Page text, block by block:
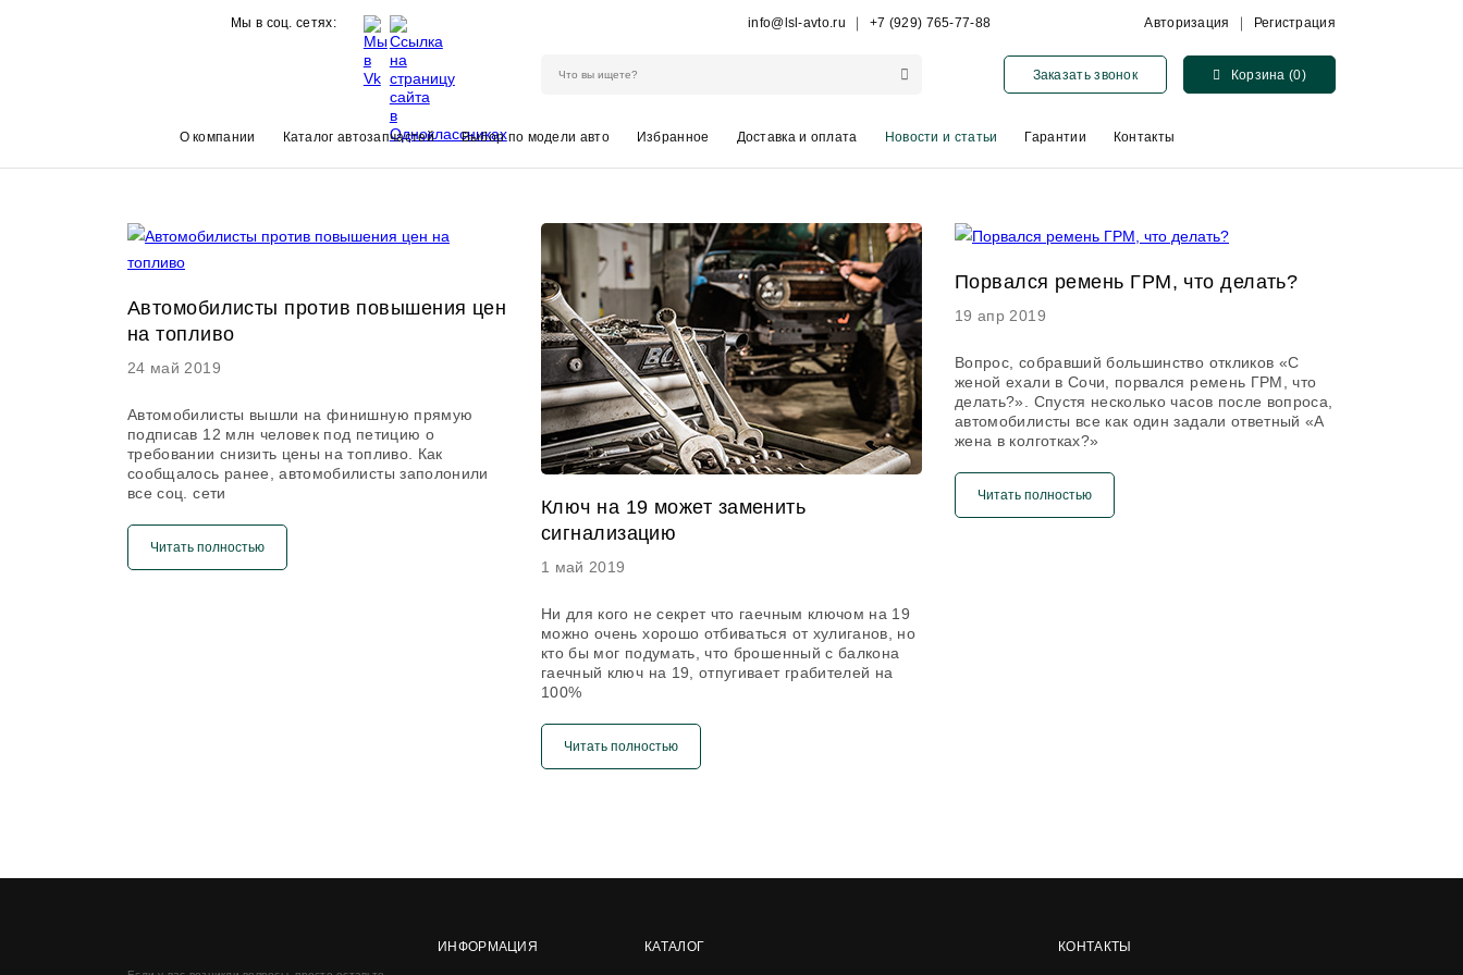
Мы в соц. сетях: info@lsl-avto.ru +7 (929) 765-77-88 Авторизация Регистрация
Заказать звонок Корзина (0)
О компании Каталог автозапчастей Выбор по модели авто Избранное Доставка и оплата Новости и статьи Гарантии Контакты
Автомобилисты против повышения цен
на топливо
24 май 2019
Автомобилисты вышли на финишную прямую
подписав 12 млн человек под петицию о
требовании снизить цены на топливо. Как
сообщалось ранее, автомобилисты заполонили
все соц. сети
Читать полностью
Ключ на 19 может заменить
сигнализацию
1 май 2019
Ни для кого не секрет что гаечным ключом на 19
можно очень хорошо отбиваться от хулиганов, но
кто бы мог подумать, что брошенный с балкона
гаечный ключ на 19, отпугивает грабителей на
100%
Читать полностью
Порвался ремень ГРМ, что делать?
19 апр 2019
Вопрос, собравший большинство откликов «С
женой ехали в Сочи, порвался ремень ГРМ, что
делать?». Спустя несколько часов после вопроса,
автомобилисты все как один задали ответный «А
жена в колготках?»
Читать полностью
ИНФОРМАЦИЯ КАТАЛОГ КОНТАКТЫ